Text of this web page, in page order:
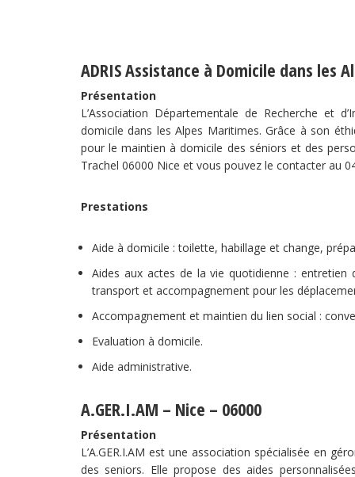
ADRIS Assistance à Domicile dans les
Présentation
L’Association Départementale de Recherche et
domicile dans les Alpes Maritimes. Grâce à son
pour le maintien à domicile des séniors et des
Trachel 06000 Nice et vous pouvez le contacter au
Prestations
Aide à domicile : toilette, habillage et change,
Aides aux actes de la vie quotidienne :
transport et accompagnement pour les
Accompagnement et maintien du lien social :
Evaluation à domicile.
Aide administrative.
A.GER.I.AM – Nice – 06000
Présentation
L’A.GER.I.AM est une association spécialisée en
des seniors. Elle propose des aides